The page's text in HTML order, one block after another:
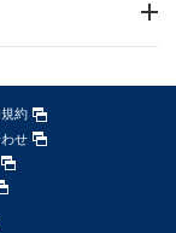
約
せ